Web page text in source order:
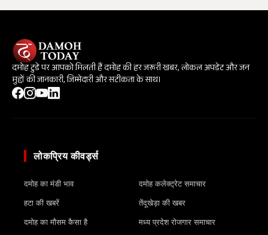
दमोह टुडे पर आपको मिलती हैं दमोह की हर जरूरी खबर, लोकल अपडेट और जन
मुद्दों की जानकारी, जिम्मेदारी और सटीकता के साथ।
लोकप्रिय कीवर्ड्स
दमोह का मंडी भाव
हटा की खबरें
दमोह का मौसम कैसा है
दमोह कलेक्ट्रेट समाचार
तेंदूखेड़ा की खबर
मध्य प्रदेश रोजगार समाचार